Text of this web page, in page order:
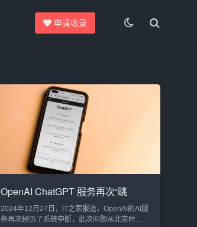
申请收录
OpenAI ChatGPT 服务再次“跳
闸”，系统中断影响多个AI工具
2024年12月27日，IT之家报道，OpenAI的AI服
务再次经历了系统中断，此次问题从北京时间